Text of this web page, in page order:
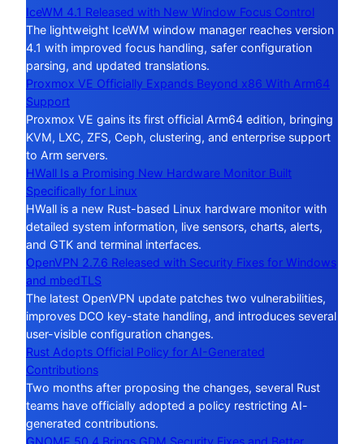
IceWM 4.1 Released with New Window Focus Control
The lightweight IceWM window manager reaches version
4.1 with improved focus handling, safer configuration
parsing, and updated translations.
Proxmox VE Officially Expands Beyond x86 With Arm64
Support
Proxmox VE gains its first official Arm64 edition, bringing
KVM, LXC, ZFS, Ceph, clustering, and enterprise support
to Arm servers.
HWall Is a Promising New Hardware Monitor Built
Specifically for Linux
HWall is a new Rust-based Linux hardware monitor with
detailed system information, live sensors, charts, alerts,
and GTK and terminal interfaces.
OpenVPN 2.7.6 Released with Security Fixes for Windows
and mbedTLS
The latest OpenVPN update patches two vulnerabilities,
improves DCO key-state handling, and introduces several
user-visible configuration changes.
Rust Adopts Official Policy for AI-Generated
Contributions
Two months after proposing the changes, several Rust
teams have officially adopted a policy restricting AI-
generated contributions.
GNOME 50.4 Brings GDM Security Fixes and Better